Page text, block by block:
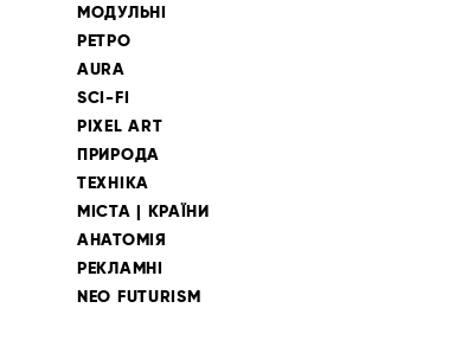
МОДУЛЬНІ
РЕТРО
AURA
SCI-FI
PIXEL ART
ПРИРОДА
ТЕХНІКА
МІСТА | КРАЇНИ
АНАТОМІЯ
РЕКЛАМНІ
NEO FUTURISM